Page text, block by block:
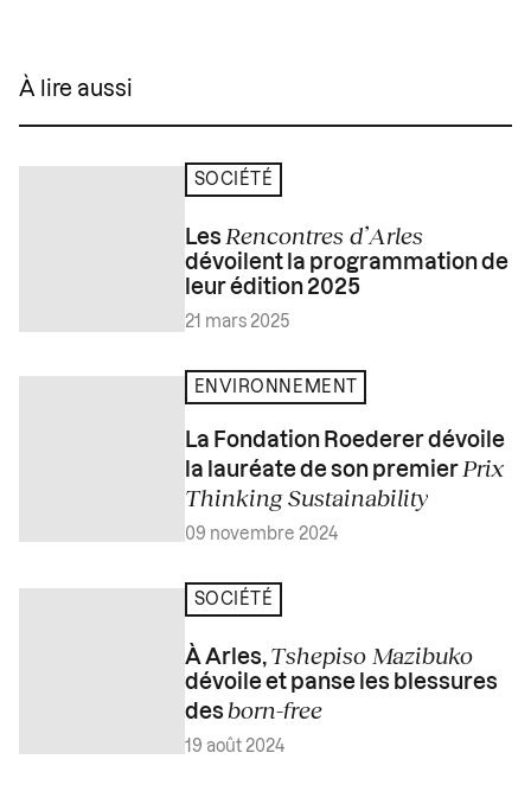
À lire aussi
SOCIÉTÉ
Les Rencontres d’Arles
dévoilent la programmation de
leur édition 2025
21 mars 2025
ENVIRONNEMENT
La Fondation Roederer dévoile
la lauréate de son premier Prix
Thinking Sustainability
09 novembre 2024
SOCIÉTÉ
À Arles, Tshepiso Mazibuko
dévoile et panse les blessures
des born-free
19 août 2024